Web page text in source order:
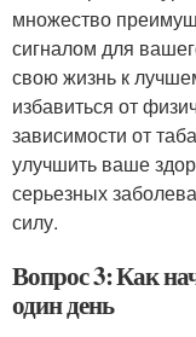
множество
сигналом для
свою жизнь к
избавиться от
зависимости от
улучшить ваше
серьезных
силу.
Вопрос 3: Как
один день